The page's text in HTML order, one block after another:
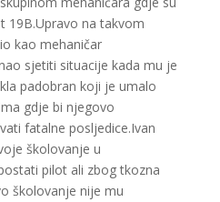
19B.Upravo na takvom
kao mehaničar
sjetiti situacije kada mu je
padobran koji je umalo
gdje bi njegovo
fatalne posljedice.Ivan
školovanje u
pilot ali zbog tkozna
školovanje nije mu